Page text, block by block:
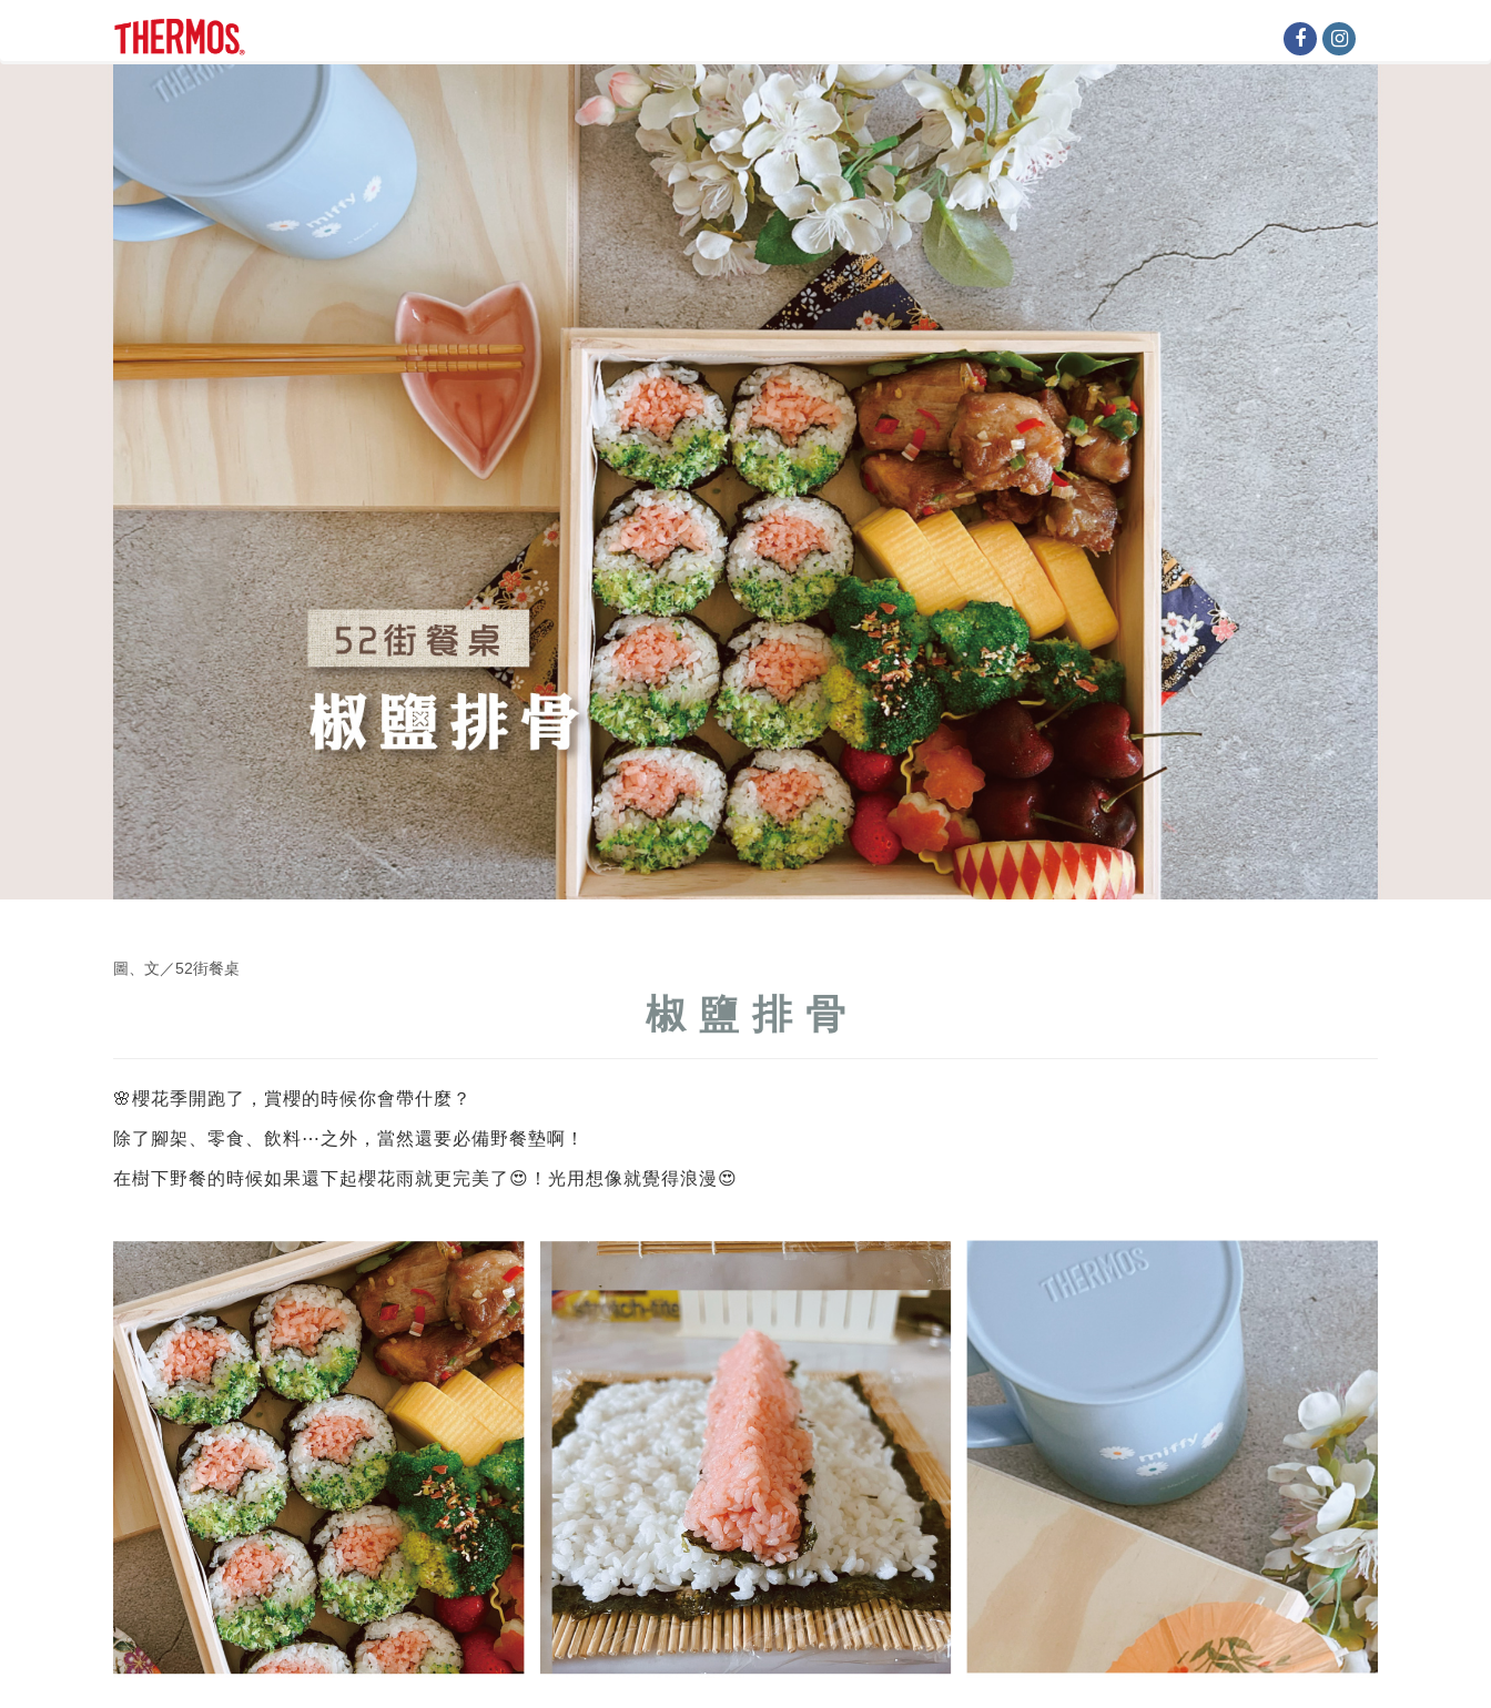
圖、文／52街餐桌
椒 鹽 排 骨
🌸櫻花季開跑了，賞櫻的時候你會帶什麼？
除了腳架、零食、飲料⋯之外，當然還要必備野餐墊啊！
在樹下野餐的時候如果還下起櫻花雨就更完美了😍！光用想像就覺得浪漫😍